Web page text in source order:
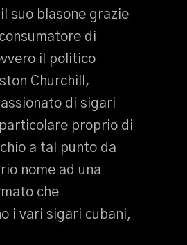
suo blasone grazie
di
il politico
Churchill,
di sigari
proprio di
a tal punto da
nome ad una
che
i vari sigari cubani,